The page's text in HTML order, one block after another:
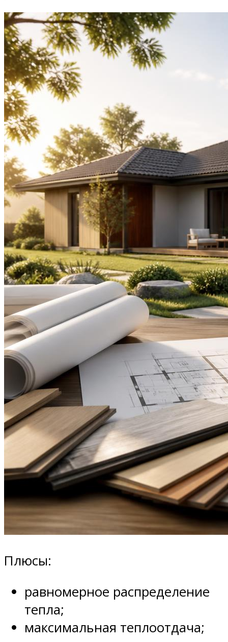
Плюсы:
равномерное распределение
тепла;
максимальная теплоотдача;